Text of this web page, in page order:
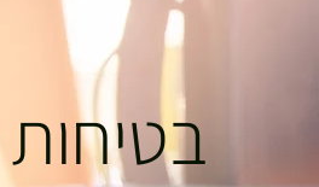
בטיחות